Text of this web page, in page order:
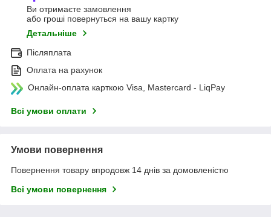
Ви отримаєте замовлення
або гроші повернуться на вашу картку
Детальніше
Післяплата
Оплата на рахунок
Онлайн-оплата карткою Visa, Mastercard - LiqPay
Всі умови оплати
Умови повернення
Повернення товару впродовж 14 днів за домовленістю
Всі умови повернення